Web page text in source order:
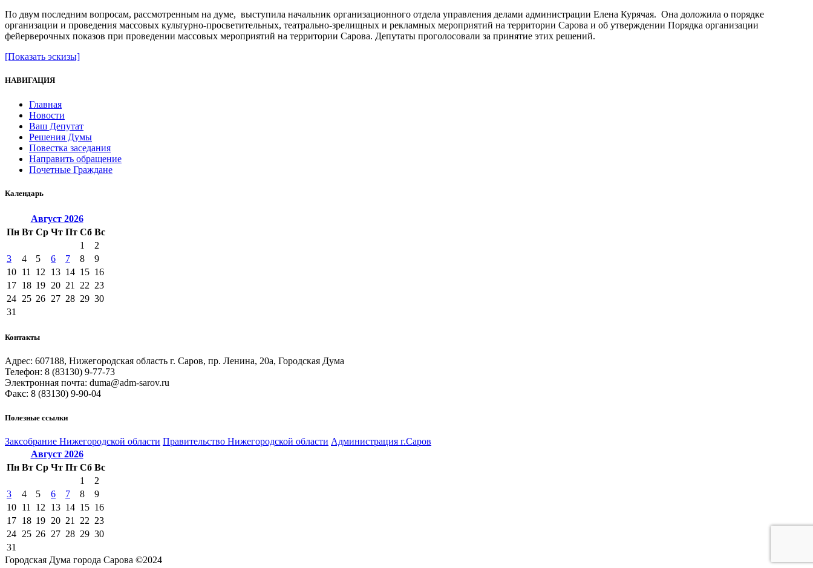
По двум последним вопросам, рассмотренным на думе, выступила начальник организационного отдела управления делами администрации Елена Курячая. Она доложила о порядке
организации и проведения массовых культурно-просветительных, театрально-зрелищных и рекламных мероприятий на территории Сарова и об утверждении Порядка организации
фейерверочных показов при проведении массовых мероприятий на территории Сарова. Депутаты проголосовали за принятие этих решений.
[Показать эскизы]
НАВИГАЦИЯ
Главная
Новости
Ваш Депутат
Решения Думы
Повестка заседания
Направить обращение
Почетные Граждане
Календарь
Август 2026
Пн Вт Ср Чт Пт Сб Вс
1
2
3
4 5 6 7 8
9
10 11 12 13 14 15 16
17 18 19 20 21 22 23
24 25 26 27 28 29 30
31
Контакты
Адрес: 607188, Нижегородская область г. Саров, пр. Ленина, 20а, Городская Дума
Телефон: 8 (83130) 9-77-73
Электронная почта: duma@adm-sarov.ru
Факс: 8 (83130) 9-90-04
Полезные ссылки
Закcобрание Нижегородской области Правительство Нижегородской области Администрация г.Саров
Август 2026
Пн Вт Ср Чт Пт Сб Вс
1
2
3
4 5 6 7 8
9
10 11 12 13 14 15 16
17 18 19 20 21 22 23
24 25 26 27 28 29 30
31
Городская Дума города Сарова ©2024